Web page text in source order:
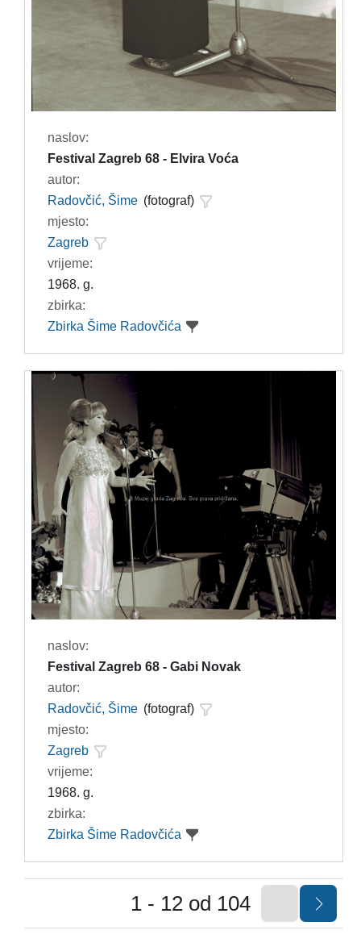
naslov:
Festival Zagreb 68 - Elvira Voća
autor:
Radovčić, Šime (fotograf)
mjesto:
Zagreb
vrijeme:
1968. g.
zbirka:
Zbirka Šime Radovčića
naslov:
Festival Zagreb 68 - Gabi Novak
autor:
Radovčić, Šime (fotograf)
mjesto:
Zagreb
vrijeme:
1968. g.
zbirka:
Zbirka Šime Radovčića
1 - 12 od 104